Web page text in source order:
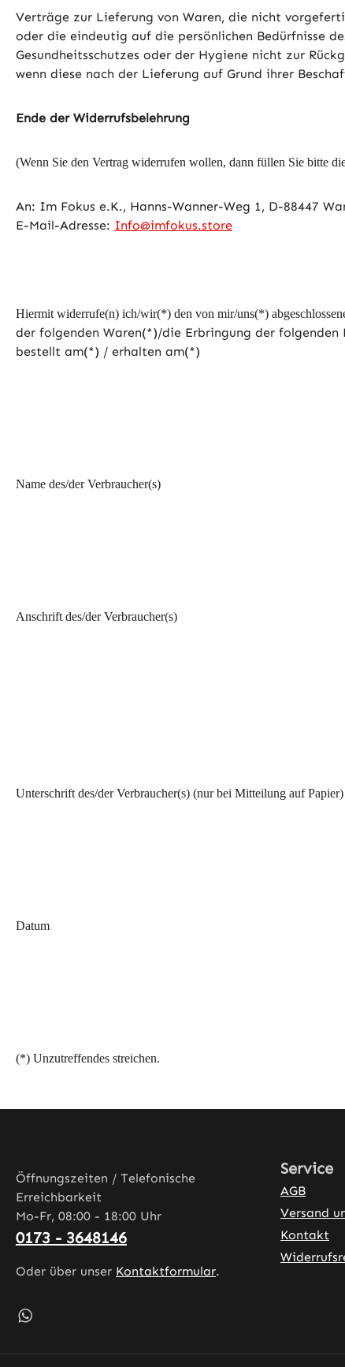
Verträge zur Lieferung von Waren, die nicht
oder die eindeutig auf die persönlichen Bedürfnisse
Gesundheitsschutzes oder der Hygiene nicht zur
wenn diese nach der Lieferung auf Grund ihrer
Ende der Widerrufsbelehrung
(Wenn Sie den Vertrag widerrufen wollen, dann füllen Sie bitte
An: Im Fokus e.K., Hanns-Wanner-Weg 1, D-88447
E-Mail-Adresse: Info@imfokus.store
Hiermit widerrufe(n) ich/wir(*) den von mir/uns(*)
der folgenden Waren(*)/die Erbringung der folgenden
bestellt am(*) / erhalten am(*)
Name des/der Verbraucher(s)
Anschrift des/der Verbraucher(s)
Unterschrift des/der Verbraucher(s) (nur bei Mitteilung auf Papier)
Datum
(*) Unzutreffendes streichen.
Öffnungszeiten / Telefonische
Erreichbarkeit
Mo-Fr, 08:00 - 18:00 Uhr
0173 - 3648146
Oder über unser Kontaktformular.
Schreib uns auf WhatsApp – öffnet in neuem Tab
Service
AGB
Versand
Kontakt